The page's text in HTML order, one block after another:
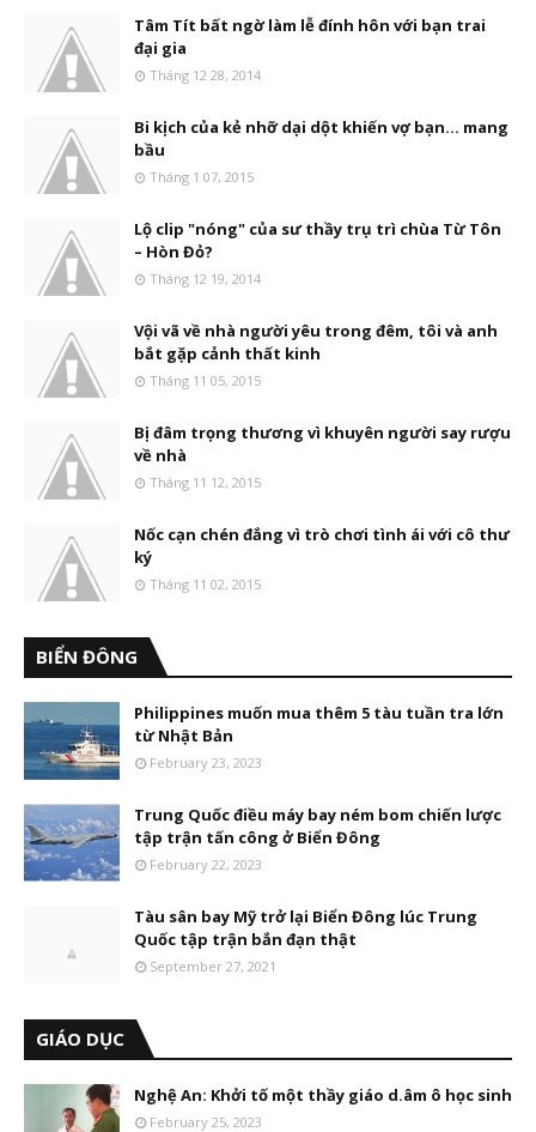
Tâm Tít bất ngờ làm lễ đính hôn với bạn trai
đại gia
Tháng 12 28, 2014
Bi kịch của kẻ nhỡ dại dột khiến vợ bạn... mang
bầu
Tháng 1 07, 2015
Lộ clip "nóng" của sư thầy trụ trì chùa Từ Tôn
– Hòn Đỏ?
Tháng 12 19, 2014
Vội vã về nhà người yêu trong đêm, tôi và anh
bắt gặp cảnh thất kinh
Tháng 11 05, 2015
Bị đâm trọng thương vì khuyên người say rượu
về nhà
Tháng 11 12, 2015
Nốc cạn chén đắng vì trò chơi tình ái với cô thư
ký
Tháng 11 02, 2015
BIỂN ĐÔNG
Philippines muốn mua thêm 5 tàu tuần tra lớn
từ Nhật Bản
February 23, 2023
Trung Quốc điều máy bay ném bom chiến lược
tập trận tấn công ở Biển Đông
February 22, 2023
Tàu sân bay Mỹ trở lại Biển Đông lúc Trung
Quốc tập trận bắn đạn thật
September 27, 2021
GIÁO DỤC
Nghệ An: Khởi tố một thầy giáo d.âm ô học sinh
February 25, 2023